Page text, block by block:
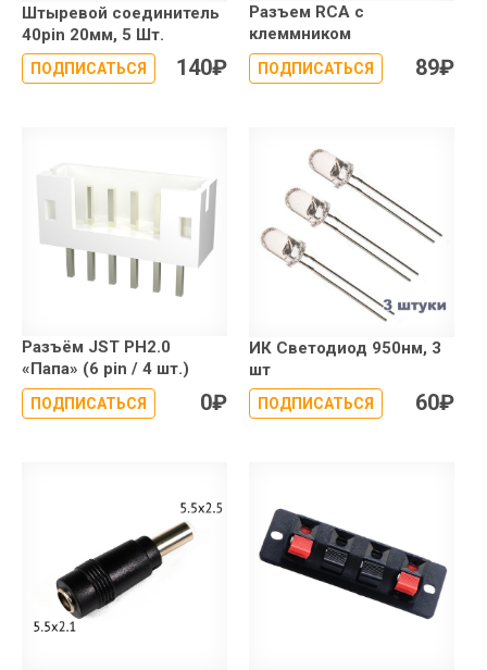
Штыревой соединитель
40pin 20мм, 5 Шт.
ПОДПИСАТЬСЯ 140₽
Разъем RCA с
клеммником
ПОДПИСАТЬСЯ 89₽
Разъём JST PH2.0
«Папа» (6 pin / 4 шт.)
ПОДПИСАТЬСЯ 0₽
ИК Светодиод 950нм, 3
шт
ПОДПИСАТЬСЯ 60₽